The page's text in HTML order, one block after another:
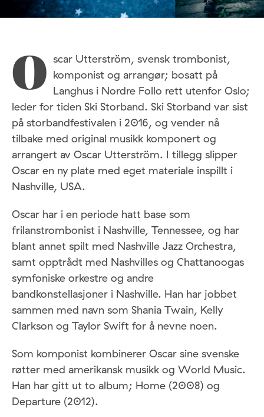
O scar Utterström, svensk trombonist,
komponist og arrangør; bosatt på
Langhus i Nordre Follo rett utenfor Oslo;
leder for tiden Ski Storband. Ski Storband var sist
på storbandfestivalen i 2016, og vender nå
tilbake med original musikk komponert og
arrangert av Oscar Utterström. I tillegg slipper
Oscar en ny plate med eget materiale inspillt i
Nashville, USA.
Oscar har i en periode hatt base som
frilanstrombonist i Nashville, Tennessee, og har
blant annet spilt med Nashville Jazz Orchestra,
samt opptrådt med Nashvilles og Chattanoogas
symfoniske orkestre og andre
bandkonstellasjoner i Nashville. Han har jobbet
sammen med navn som Shania Twain, Kelly
Clarkson og Taylor Swift for å nevne noen.
Som komponist kombinerer Oscar sine svenske
røtter med amerikansk musikk og World Music.
Han har gitt ut to album; Home (2008) og
Departure (2012).